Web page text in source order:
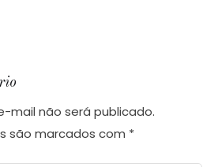
mail não será publicado.
são marcados com *